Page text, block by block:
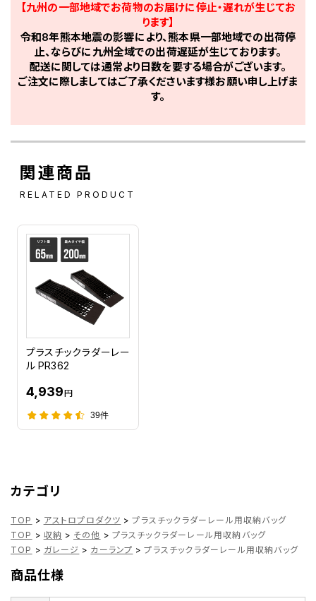
【九州の一部地域でお荷物のお届けに停止・遅れが生じてお
ります】
令和8年熊本地震の影響により、熊本県一部地域での出荷停
止、ならびに九州全域での出荷遅延が生じております。
配送に関しては通常より日数を要する場合がございます。
ご注文に際しましてはご了承くださいます様お願い申し上げま
す。
関連商品
RELATED PRODUCT
プラスチックラダーレー
ル PR362
4,939円
39件
カテゴリ
TOP > アストロプロダクツ > プラスチックラダーレール用収納バッグ
TOP > 収納 > その他 > プラスチックラダーレール用収納バッグ
TOP > ガレージ > カーランプ > プラスチックラダーレール用収納バッグ
商品仕様